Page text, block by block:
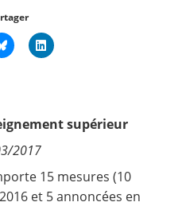
supérieur
2017
15 mesures (10
et 5 annoncées en